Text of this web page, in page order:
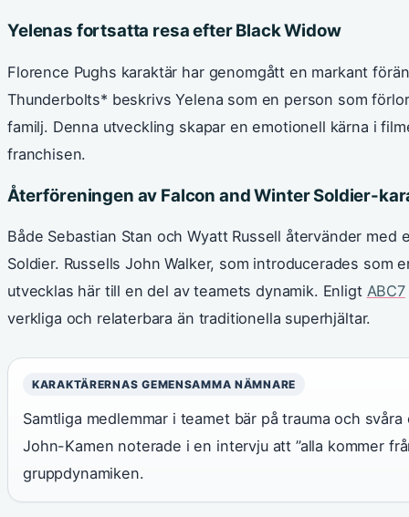
Yelenas fortsatta resa efter Black Widow
Florence Pughs karaktär har genomgått en markant
Thunderbolts* beskrivs Yelena som en person som
familj. Denna utveckling skapar en emotionell kärna i
franchisen.
Återföreningen av Falcon and Winter Soldier-
Både Sebastian Stan och Wyatt Russell återvänder
Soldier. Russells John Walker, som introducerades
utvecklas här till en del av teamets dynamik. Enligt ABC7
verkliga och relaterbara än traditionella superhjältar.
KARAKTÄRERNAS GEMENSAMMA NÄMNARE
Samtliga medlemmar i teamet bär på trauma och
John-Kamen noterade i en intervju att ”alla kommer
gruppdynamiken.